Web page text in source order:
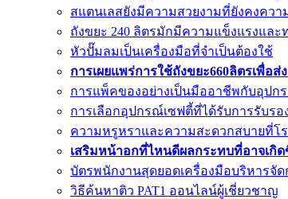
สแตนเลสยังมีความสวยงามที่ยังคงควา
ถังขยะ 240 ลิตรมักมีความแข็งแรงแล
หัวปั๊มลมเป็นเครื่องมือที่จำเป็นต้องใช้
การเผยแพร่การใช้ถังขยะ660ลิตรเพื่อ
การแพ็คของอย่างเป็นมืออาชีพกับอุป
การเลือกอุปกรณ์เซฟตี้ที่ได้รับการรับรอ
ความหรูหราและความสะดวกสบายที่โ
เสริมหน้าอกที่ไหนดีผลกระทบที่อาจเกิ
บัตรพนักงานสุดยอดเครื่องมือบริหารจั
วิธีค้นหาติว PAT1 ออนไลน์ผู้เชี่ยวชาญ